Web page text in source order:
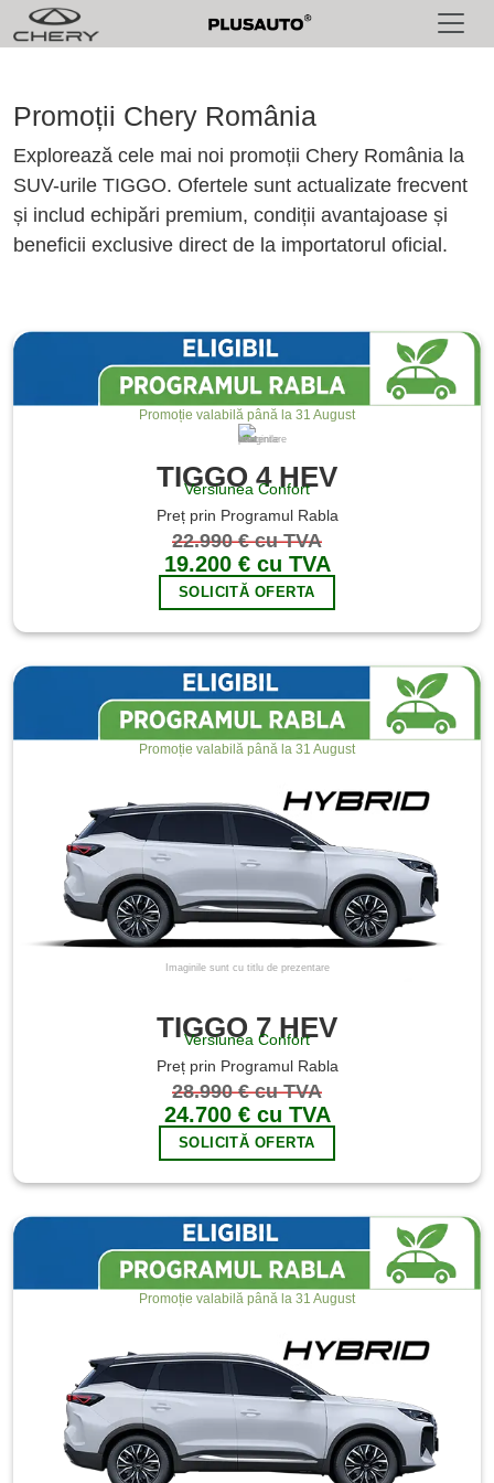
Promoții Chery România
Explorează cele mai noi promoții Chery România la
SUV-urile TIGGO. Ofertele sunt actualizate frecvent
și includ echipări premium, condiții avantajoase și
beneficii exclusive direct de la importatorul oficial.
Promoție valabilă până la 31 August
Imaginile sunt cu titlu de prezentare
TIGGO 4 HEV
Versiunea Confort
Preț prin Programul Rabla
22.990 € cu TVA
19.200 € cu TVA
SOLICITĂ OFERTA
Promoție valabilă până la 31 August
Imaginile sunt cu titlu de prezentare
TIGGO 7 HEV
Versiunea Confort
Preț prin Programul Rabla
28.990 € cu TVA
24.700 € cu TVA
SOLICITĂ OFERTA
Promoție valabilă până la 31 August